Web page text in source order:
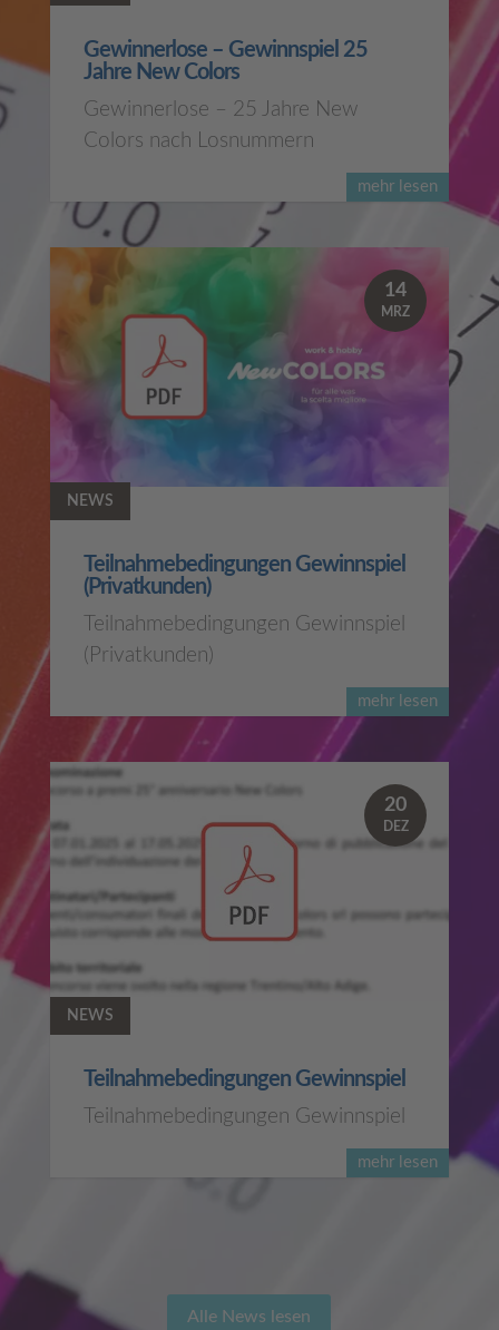
mehr lesen
Gewinnerlose – Gewinnspiel 25
Jahre New Colors
Gewinnerlose – 25 Jahre New
Colors nach Losnummern
mehr lesen
Teilnahmebedingungen Gewinnspiel
(Privatkunden)
NEWS
Teilnahmebedingungen Gewinnspiel
(Privatkunden)
14
MRZ
mehr lesen
Teilnahmebedingungen Gewinnspiel
NEWS
Teilnahmebedingungen Gewinnspiel
20
DEZ
Alle News lesen